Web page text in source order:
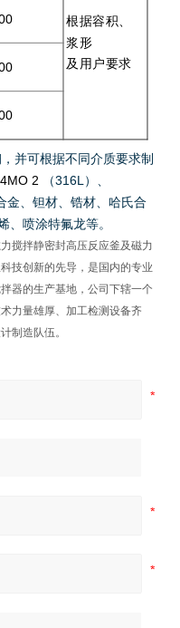
根据容积、
浆形
及用户要求
并可根据不同介质要求制
2 （316L ）、
金、钽材、锆材、哈氏合
、喷涂特氟龙等。
搅拌静密封高压反应釜及磁力
技创新的先导，是国内的专业
器的生产基地，公司下辖一个
力量雄厚、加工检测设备齐
制造队伍。